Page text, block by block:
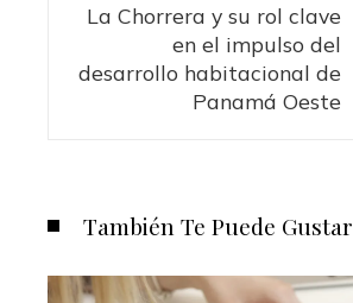
La Chorrera y su rol clave
en el impulso del
desarrollo habitacional de
Panamá Oeste
También Te Puede Gustar